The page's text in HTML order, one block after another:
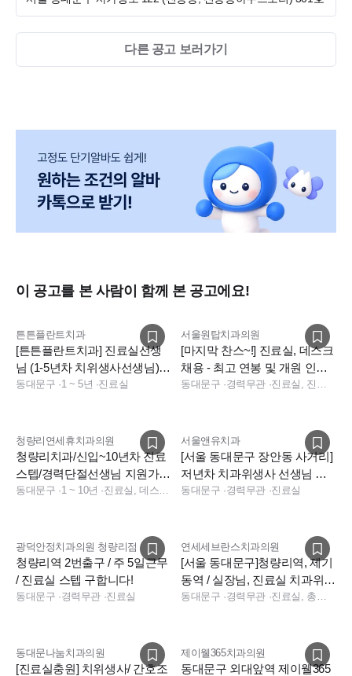
다른 공고 보러가기
이 공고를 본 사람이 함께 본 공고에요!
튼튼플란트치과
[튼튼플란트치과] 진료실선생
님 (1-5년차 치위생사선생님)구
인합니다.
동대문구 ·1 ~ 5년 ·진료실
서울원탑치과의원
[마지막 찬스~!] 진료실, 데스크
채용 - 최고 연봉 및 개원 인센
티브 최대 100만원!
동대문구 ·경력무관 ·
청량리연세휴치과의원
청량리치과/신입~10년차 진료
스텝/경력단절선생님 지원가능
[연세휴치과 청량리]
동대문구 ·1 ~ 10년 ·
서울앤유치과
[서울 동대문구 장안동 사거리]
저년차 치과위생사 선생님 구
인합니다.
동대문구 ·경력무관 ·진료실
광덕안정치과의원 청량리점
청량리역 2번출구 / 주 5일근무
/ 진료실 스텝 구합니다!
동대문구 ·경력무관 ·진료실
연세세브란스치과의원
[서울 동대문구]청량리역, 제기
동역 / 실장님, 진료실 치과위생
사 함께하실 선생님 모십니다
동대문구 ·경력무관 ·
동대문나눔치과의원
[진료실충원] 치위생사/ 간호조
제이웰365치과의원
동대문구 외대앞역 제이웰365